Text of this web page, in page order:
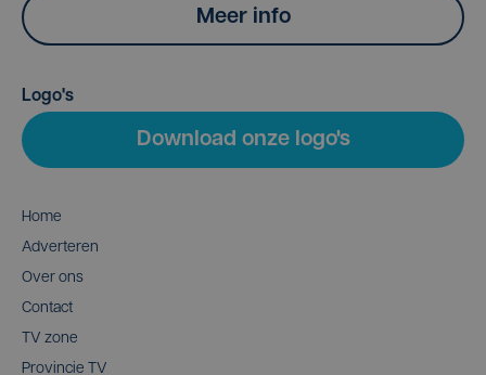
Meer info
Logo's
Download onze logo's
Home
Adverteren
Over ons
Contact
TV zone
Provincie TV